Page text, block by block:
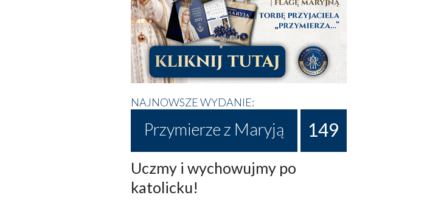
NAJNOWSZE WYDANIE:
Przymierze z Maryją 149
Uczmy i wychowujmy po
katolicku!